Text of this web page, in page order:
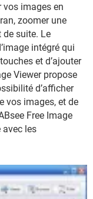
vos images en
zoomer une
de suite. Le
intégré qui
et d’ajouter
Viewer propose
d’afficher
vos images, et de
Free Image
les